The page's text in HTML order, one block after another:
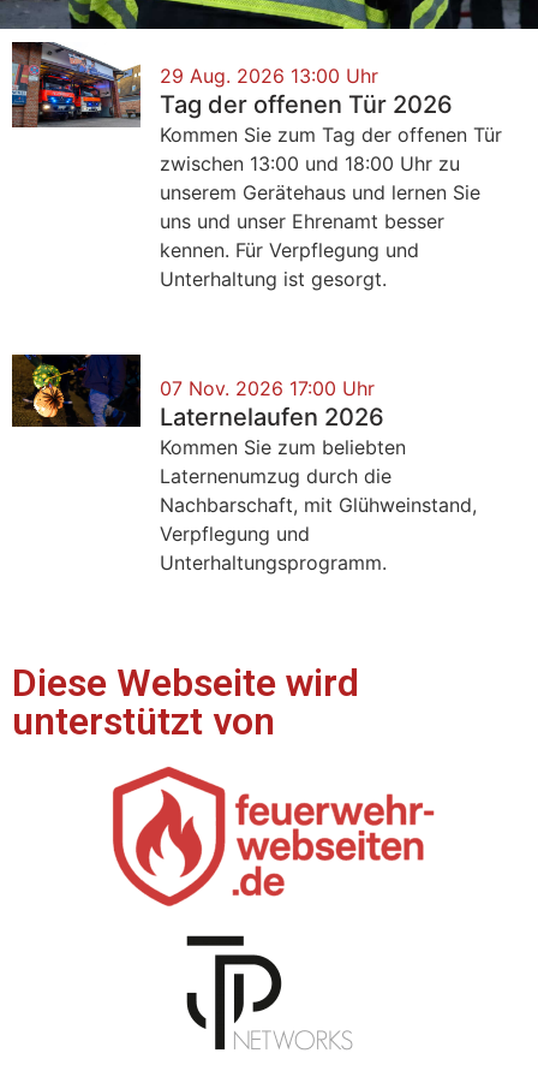
29 Aug. 2026 13:00 Uhr
Tag der offenen Tür 2026
Kommen Sie zum Tag der offenen Tür
zwischen 13:00 und 18:00 Uhr zu
unserem Gerätehaus und lernen Sie
uns und unser Ehrenamt besser
kennen. Für Verpflegung und
Unterhaltung ist gesorgt.
07 Nov. 2026 17:00 Uhr
Laternelaufen 2026
Kommen Sie zum beliebten
Laternenumzug durch die
Nachbarschaft, mit Glühweinstand,
Verpflegung und
Unterhaltungsprogramm.
Diese Webseite wird
unterstützt von